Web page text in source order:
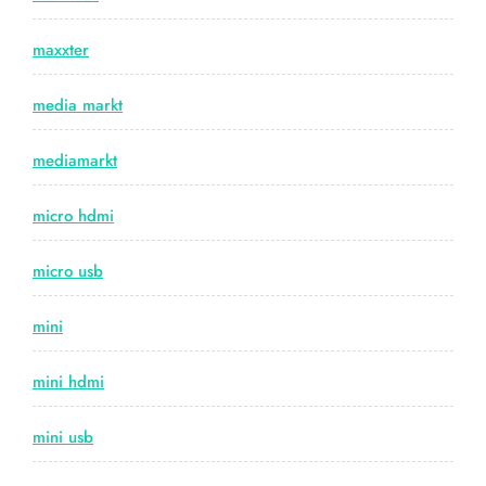
maxxter
media markt
mediamarkt
micro hdmi
micro usb
mini
mini hdmi
mini usb